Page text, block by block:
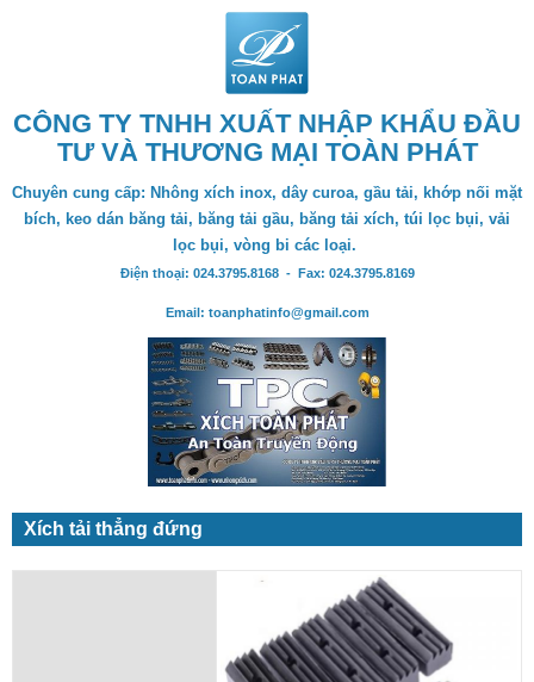
CÔNG TY TNHH XUẤT NHẬP KHẨU ĐẦU
TƯ VÀ THƯƠNG MẠI TOÀN PHÁT
Chuyên cung cấp: Nhông xích inox, dây curoa, gầu tải, khớp nối mặt
bích, keo dán băng tải, băng tải gầu, băng tải xích, túi lọc bụi, vải
lọc bụi, vòng bi các loại.
Điện thoại: 024.3795.8168 - Fax: 024.3795.8169
Email: toanphatinfo@gmail.com
Xích tải thẳng đứng